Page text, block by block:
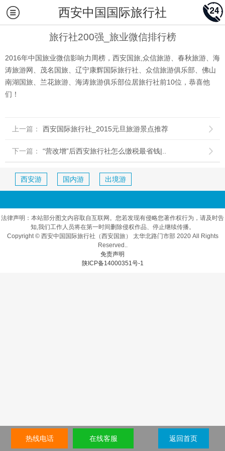
西安中国国际旅行社
旅行社200强_旅业微信排行榜
2016年中国旅业微信影响力周榜，西安国旅,众信旅游、春秋旅游、海
涛旅游网、茂名国旅、辽宁康辉国际旅行社、众信旅游俱乐部、佛山
南湖国旅、兰花旅游、海涛旅游俱乐部位居旅行社前10位，恭喜他
们！
上一篇： 西安国际旅行社_2015元旦旅游景点推荐 
下一篇： “营改增”后西安旅行社怎么缴税最省钱|.. 
西安游 国内游 出境游
法律声明：本站部分图文内容取自互联网。您若发现有侵略您著作权行为，请及时告
知,我们工作人员将在第一时间删除侵权作品、停止继续传播。
Copyright © 西安中国国际旅行社（西安国旅） 太华北路门市部 2020 All Rights
Reserved..
免责声明
陕ICP备14000351号-1
热线电话 在线客服 返回首页